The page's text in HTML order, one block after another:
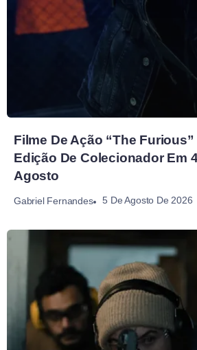
Filme De Ação “The
Edição De Colecionador Em
Agosto
Gabriel Fernandes 5 De Agosto De 2026